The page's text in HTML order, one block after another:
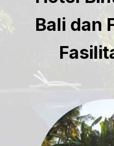
Bali dan